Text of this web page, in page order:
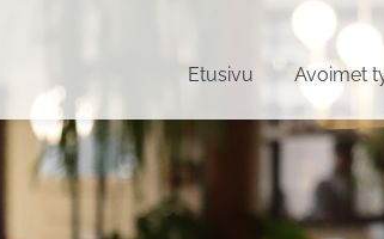
Etusivu Avoimet